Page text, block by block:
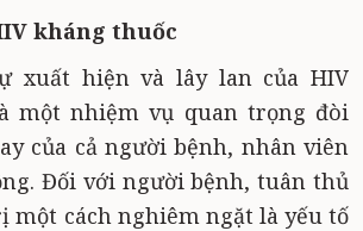
kháng thuốc
xuất hiện và lây lan của HIV
một nhiệm vụ quan trọng đòi
của cả người bệnh, nhân viên
Đối với người bệnh, tuân thủ
một cách nghiêm ngặt là yếu tố